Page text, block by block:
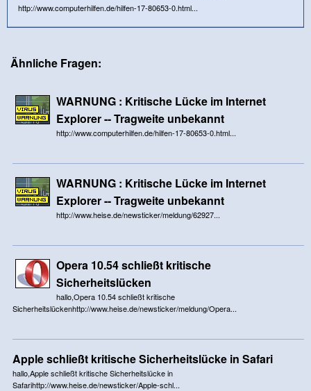
http://www.computerhilfen.de/hilfen-17-80653-0.html...
Ähnliche Fragen:
WARNUNG : Kritische Lücke im Internet
Explorer -- Tragweite unbekannt
http://www.computerhilfen.de/hilfen-17-80653-0.html...
WARNUNG : Kritische Lücke im Internet
Explorer -- Tragweite unbekannt
http://www.heise.de/newsticker/meldung/62927...
Opera 10.54 schließt kritische
Sicherheitslücken
hallo,Opera 10.54 schließt kritische
Sicherheitslückenhttp://www.heise.de/newsticker/meldung/Opera...
Apple schließt kritische Sicherheitslücke in Safari
hallo,Apple schließt kritische Sicherheitslücke in
Safarihttp://www.heise.de/newsticker/Apple-schl...